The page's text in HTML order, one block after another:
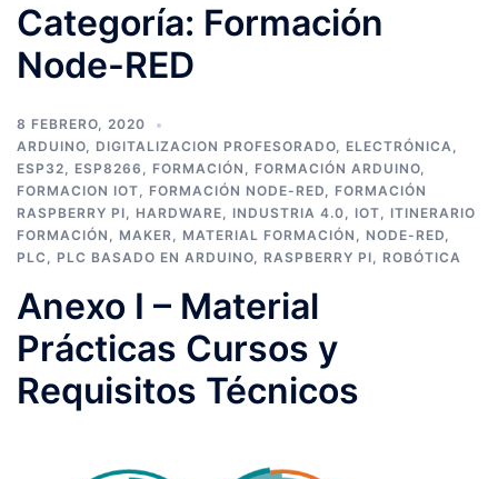
Categoría: Formación
Node-RED
8 FEBRERO, 2020
ARDUINO, DIGITALIZACION PROFESORADO, ELECTRÓNICA,
ESP32, ESP8266 , FORMACIÓN , FORMACIÓN ARDUINO,
FORMACION IOT, FORMACIÓN NODE-RED, FORMACIÓN
RASPBERRY PI, HARDWARE, INDUSTRIA 4.0, IOT, ITINERARIO
FORMACIÓN , MAKER, MATERIAL FORMACIÓN , NODE-RED,
PLC , PLC BASADO EN ARDUINO, RASPBERRY PI, ROBÓTICA
Anexo I – Material
Prácticas Cursos y
Requisitos Técnicos